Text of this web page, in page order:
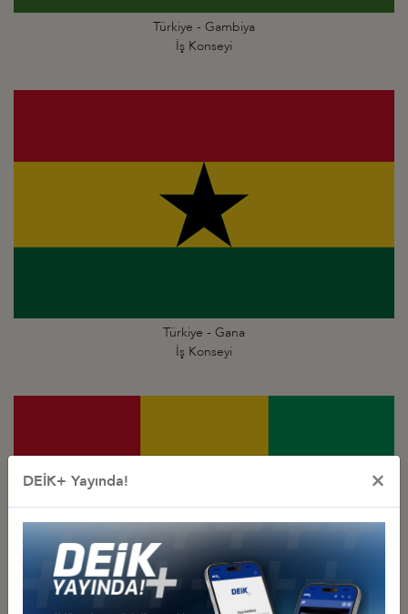
Türkiye - Gambiya
İş Konseyi
Türkiye - Gana
İş Konseyi
DEİK+ Yayında! ×